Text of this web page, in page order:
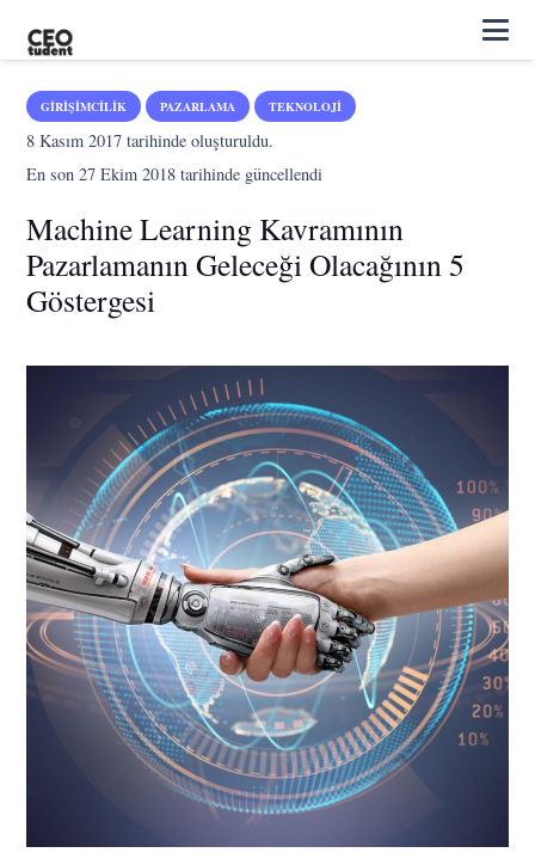
GIRIŞIMCILIK PAZARLAMA TEKNOLOJI
8 Kasım 2017 tarihinde oluşturuldu.
En son27 Ekim 2018 tarihinde güncellendi
Machine Learning Kavramının
Pazarlamanın Geleceği Olacağının 5
Göstergesi